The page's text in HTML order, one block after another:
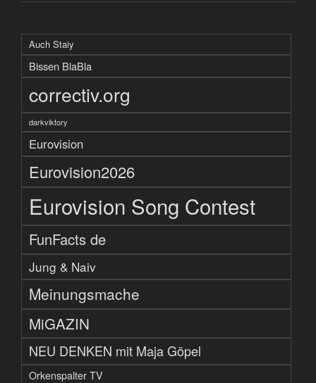
Auch Staiy
Bissen BlaBla
correctiv.org
darkviktory
Eurovision
Eurovision2026
Eurovision Song Contest
FunFacts de
Jung & Naiv
Meinungsmache
MiGAZIN
NEU DENKEN mit Maja Göpel
Orkenspalter TV